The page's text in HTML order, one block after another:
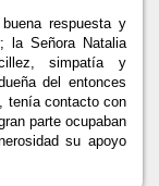
respuesta y
la Señora Natalia
simpatía y
del entonces
tenía contacto con
parte ocupaban
su apoyo